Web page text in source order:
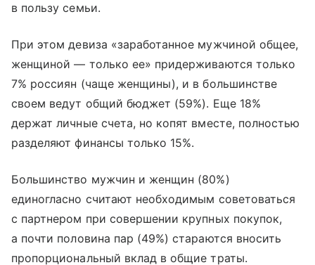
в пользу семьи.
При этом девиза «заработанное мужчиной общее,
женщиной — только ее» придерживаются только
7% россиян (чаще женщины), и в большинстве
своем ведут общий бюджет (59%). Еще 18%
держат личные счета, но копят вместе, полностью
разделяют финансы только 15%.
Большинство мужчин и женщин (80%)
единогласно считают необходимым советоваться
с партнером при совершении крупных покупок,
а почти половина пар (49%) стараются вносить
пропорциональный вклад в общие траты.